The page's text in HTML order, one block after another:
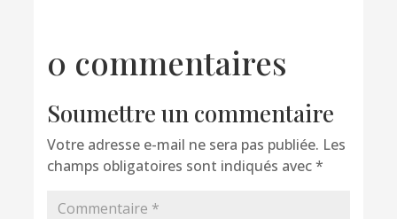
0 commentaires
Soumettre un commentaire
Votre adresse e-mail ne sera pas publiée. Les
champs obligatoires sont indiqués avec*